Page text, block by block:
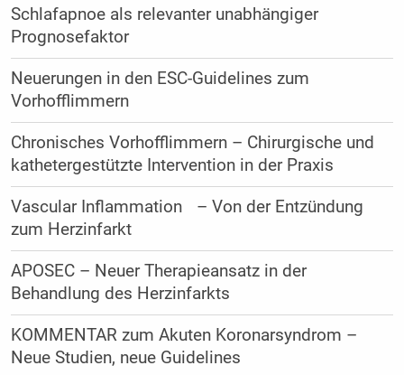
Schlafapnoe als relevanter unabhängiger
Prognosefaktor
Neuerungen in den ESC-Guidelines zum
Vorhofflimmern
Chronisches Vorhofflimmern – Chirurgische und
kathetergestützte Intervention in der Praxis
Vascular Inflammation – Von der Entzündung
zum Herzinfarkt
APOSEC – Neuer Therapieansatz in der
Behandlung des Herzinfarkts
KOMMENTAR zum Akuten Koronarsyndrom –
Neue Studien, neue Guidelines